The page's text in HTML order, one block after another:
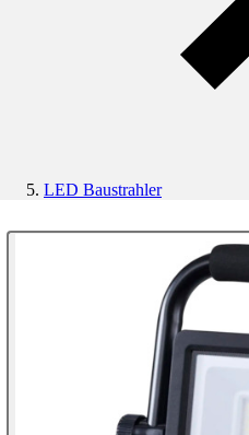
LED Baustrahler